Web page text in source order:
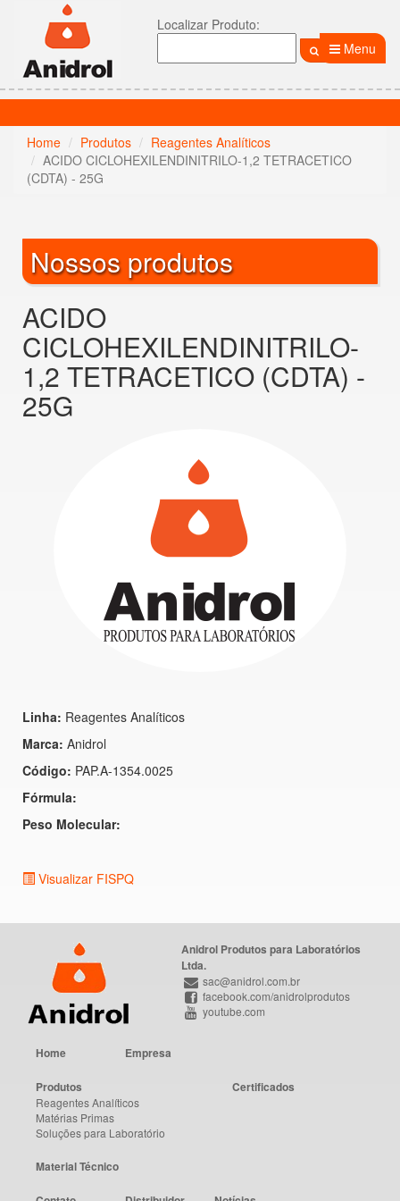
Localizar Produto:
Menu
Home Produtos
Reagentes Analíticos
ACIDO CICLOHEXILENDINITRILO-1,2 TETRACETICO
(CDTA) - 25G
Nossos produtos
ACIDO
CICLOHEXILENDINITRILO-
1,2 TETRACETICO (CDTA) -
25G
Linha: Reagentes Analíticos
Marca: Anidrol
Código: PAP.A-1354.0025
Fórmula:
Peso Molecular:
Visualizar FISPQ
Anidrol Produtos para Laboratórios
Ltda.
sac@anidrol.com.br
facebook.com/anidrolprodutos
youtube.com
Home Empresa
Produtos
Reagentes Analíticos
Matérias Primas
Soluções para Laboratório
Certificados
Material Técnico